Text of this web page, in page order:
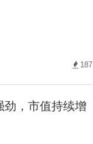
187
劲，市值持续增